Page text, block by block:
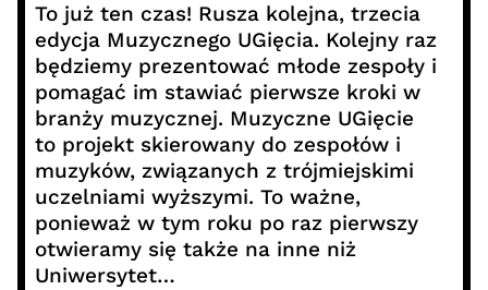
To już ten czas! Rusza kolejna, trzecia
edycja Muzycznego UGięcia. Kolejny raz
będziemy prezentować młode zespoły i
pomagać im stawiać pierwsze kroki w
branży muzycznej. Muzyczne UGięcie
to projekt skierowany do zespołów i
muzyków, związanych z trójmiejskimi
uczelniami wyższymi. To ważne,
ponieważ w tym roku po raz pierwszy
otwieramy się także na inne niż
Uniwersytet…